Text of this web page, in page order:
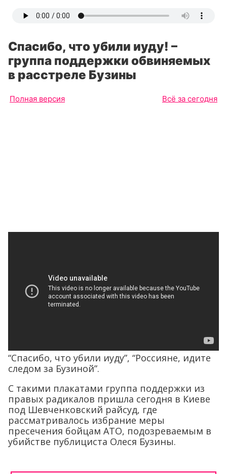
Спасибо, что убили иуду! –
группа поддержки обвиняемых
в расстреле Бузины
Полная версия Всё за сегодня
“Спасибо, что убили иуду”, “Россияне, идите
следом за Бузиной”.
С такими плакатами группа поддержки из
правых радикалов пришла сегодня в Киеве
под Шевченковский райсуд, где
рассматривалось избрание меры
пресечения бойцам АТО, подозреваемым в
убийстве публициста Олеся Бузины.